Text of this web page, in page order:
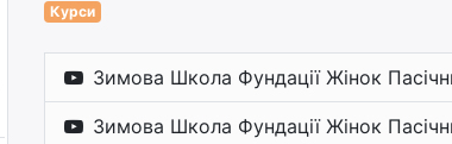
Курси
Зимова Школа Фундації Жінок
Зимова Школа Фундації Жінок